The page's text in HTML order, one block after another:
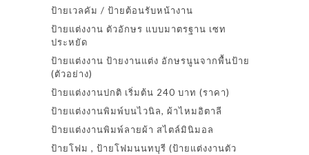
ป้ายเวลคัม / ป้ายต้อนรับหน้างาน
ป้ายแต่งงาน ตัวอักษร แบบมาตรฐาน เซท
ประหยัด
ป้ายแต่งงาน ป้ายงานแต่ง อักษรนูนจากพื้นป้าย
(ตัวอย่าง)
ป้ายแต่งงานปกติ เริ่มต้น 240 บาท (ราคา)
ป้ายแต่งงานพิมพ์บนไวนิล, ผ้าไหมอิตาลี
ป้ายแต่งงานพิมพ์ลายผ้า สไตล์มินิมอล
ป้ายโฟม , ป้ายโฟมนนทบุรี (ป้ายแต่งงานตัว